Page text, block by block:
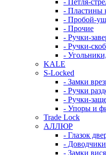
- Петля-
- Пластины
- Пробой-
- Прочие
- Ручки-
- Ручки-
-
KALE
S-Locked
- Замки
- Ручки
- Ручки-
- Упоры и
Trade Lock
АЛЛЮР
- Глазок
- Доводчики
- Замки